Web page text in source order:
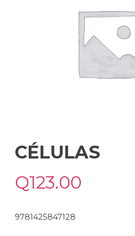
CÉLULAS
Q123.00
9781425847128